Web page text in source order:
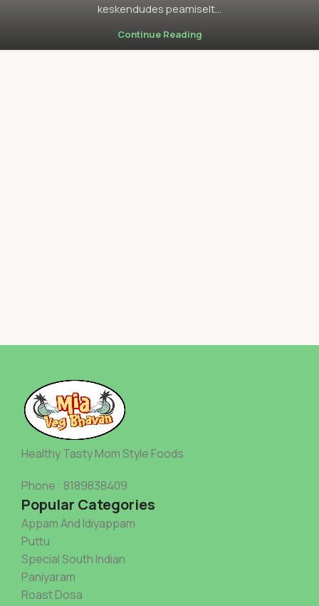
keskendudes peamiselt...
Continue Reading
Healthy Tasty Mom Style Foods
Phone : 8189838409
Popular Categories
Appam And Idiyappam
Puttu
Special South Indian
Paniyaram
Roast Dosa